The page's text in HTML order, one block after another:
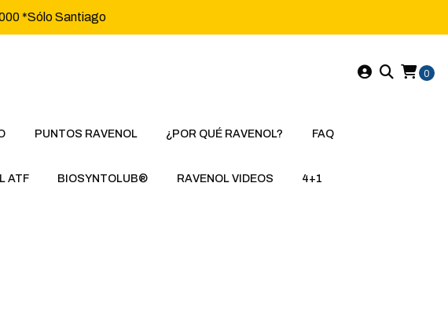
*Sólo Santiago
0
PUNTOS RAVENOL ¿POR QUÉ RAVENOL? FAQ
ATF BIOSYNTOLUB® RAVENOL VIDEOS 4+1